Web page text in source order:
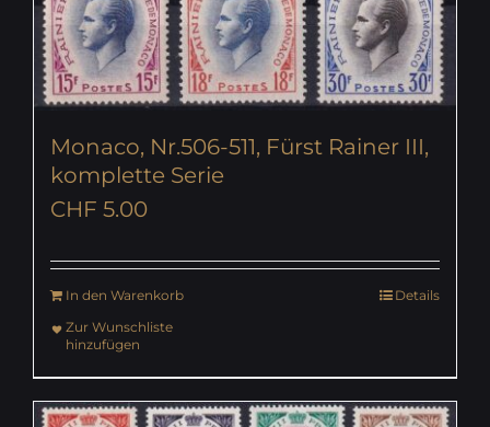
Monaco, Nr.506-511, Fürst Rainer III,
komplette Serie
CHF 5.00
In den Warenkorb
Details
Zur Wunschliste
hinzufügen